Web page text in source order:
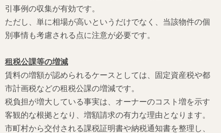
引事例の収集が有効です。
ただし、単に相場が高いというだけでなく、当該物件の個
別事情も考慮される点に注意が必要です。
租税公課等の増減
賃料の増額が認められるケースとしては、固定資産税や都
市計画税などの租税公課の増減です。
税負担が増大している事実は、オーナーのコスト増を示す
客観的な根拠となり、増額請求の有力な理由となります。
市町村から交付される課税証明書や納税通知書を整理し、